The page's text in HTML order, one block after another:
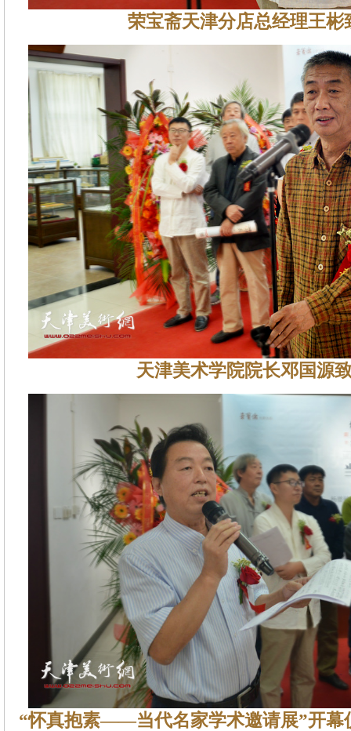
荣宝斋天津分店总经理王彬
天津美术学院院长邓国源
“怀真抱素——当代名家学术邀请展”开幕